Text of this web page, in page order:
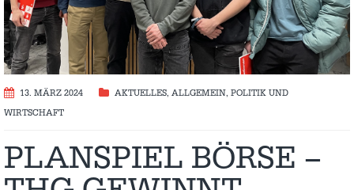
13. MÄRZ 2024 AKTUELLES, ALLGEMEIN, POLITIK UND
WIRTSCHAFT
PLANSPIEL BÖRSE –